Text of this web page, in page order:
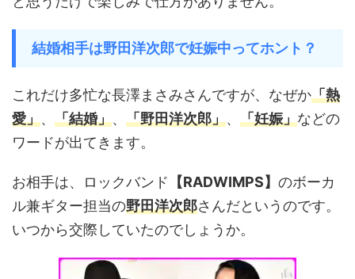
結婚相手は野田洋次郎で妊娠中ってホント？
これだけ多忙な長澤まさみさんですが、なぜか「熱
愛」、 「結婚」、 「野田洋次郎」、 「妊娠」などの
ワードが出てきます。
お相手は、ロックバンド 【RADWIMPS】 のボーカ
ル兼ギター担当の野田洋次郎さんだというのです。
いつから交際していたのでしょうか。